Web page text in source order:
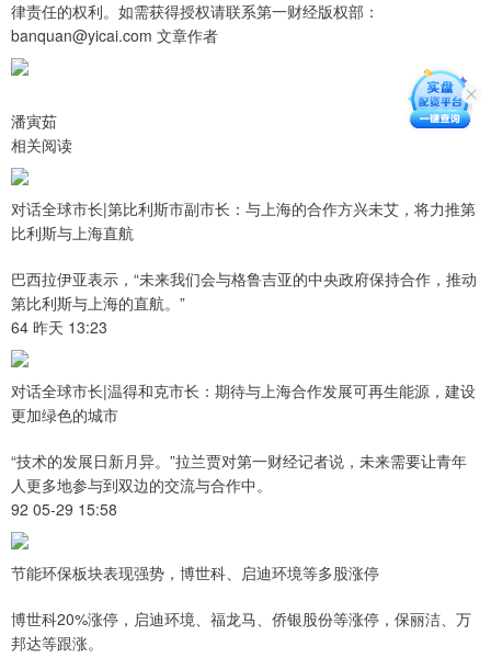
律责任的权利。如需获得授权请联系第一财经版权部：
banquan@yicai.com 文章作者
潘寅茹
相关阅读
对话全球市长|第比利斯市副市长：与上海的合作方兴未艾，将力推第
比利斯与上海直航
巴西拉伊亚表示，“未来我们会与格鲁吉亚的中央政府保持合作，推动
第比利斯与上海的直航。”
64 昨天 13:23
对话全球市长|温得和克市长：期待与上海合作发展可再生能源，建设
更加绿色的城市
“技术的发展日新月异。”拉兰贾对第一财经记者说，未来需要让青年
人更多地参与到双边的交流与合作中。
92 05-29 15:58
节能环保板块表现强势，博世科、启迪环境等多股涨停
博世科20%涨停，启迪环境、福龙马、侨银股份等涨停，保丽洁、万
邦达等跟涨。